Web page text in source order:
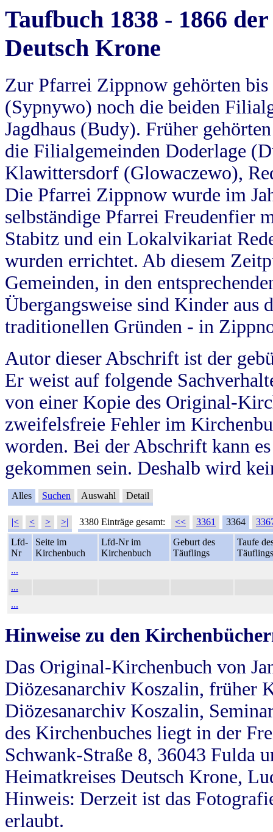
Taufbuch 1838 - 1866
Deutsch Krone
Zur Pfarrei Zippnow gehörten
(Sypnywo) noch die beiden
Jagdhaus (Budy). Früher
die Filialgemeinden Doderlage
Klawittersdorf (Glowaczewo),
Die Pfarrei Zippnow wurde im
selbständige Pfarrei Freudenfier
Stabitz und ein Lokalvikariat
wurden errichtet. Ab diesem
Gemeinden, in den
Übergangsweise sind Kinder aus
traditionellen Gründen - in
Autor dieser Abschrift ist der
Er weist auf folgende
von einer Kopie des Original-
zweifelsfreie Fehler im
worden. Bei der Abschrift kann
gekommen sein. Deshalb wird
Alles Suchen Auswahl Detail
|< < > >| 3380 Einträge gesamt: << 3361 3364
Lfd-
Nr
Seite im
Kirchenbuch
Lfd-Nr im
Kirchenbuch
Geburt des
Täuflings
Taufe
Täuflings
...
...
...
Hinweise zu den
Das Original-Kirchenbuch von
Diözesanarchiv Koszalin, früher
Diözesanarchiv Koszalin,
des Kirchenbuches liegt in der
Schwank-Straße 8, 36043 Fulda
Heimatkreises Deutsch Krone,
Hinweis: Derzeit ist das
erlaubt.